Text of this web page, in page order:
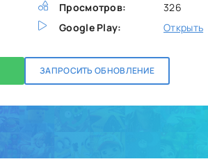
Просмотров:
326
Google Play:
Открыть
ЗАПРОСИТЬ ОБНОВЛЕНИЕ